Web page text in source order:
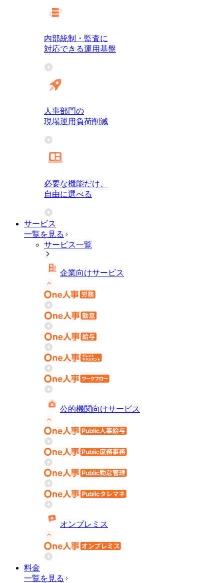
内部統制・監査に
対応できる運用基盤
人事部門の
現場運用負荷削減
必要な機能だけ、
自由に選べる
サービス
一覧を見る
サービス一覧
企業向けサービス
公的機関向けサービス
オンプレミス
料金
一覧を見る